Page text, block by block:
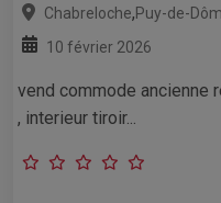
Chabreloche,Puy-de-
10 février 2026
vend commode ancienne
, interieur tiroir...